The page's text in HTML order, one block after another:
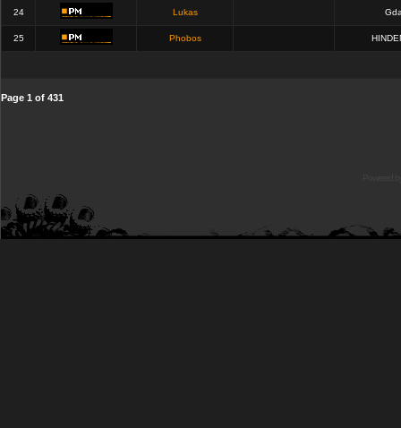
24 Lukas
25 Phobos
Page 1 of 431